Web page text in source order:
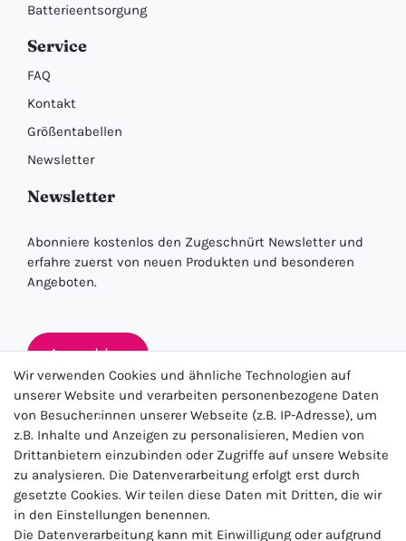
Batterieentsorgung
Service
FAQ
Kontakt
Größentabellen
Newsletter
Newsletter
Abonniere kostenlos den Zugeschnürt Newsletter und
erfahre zuerst von neuen Produkten und besonderen
Angeboten.
Anmelden
★★★★★
4.5 / 5.0 (23.143)
Wir verwenden Cookies und ähnliche Technologien auf
unserer Website und verarbeiten personenbezogene Daten
von Besucher:innen unserer Webseite (z.B. IP-Adresse), um
z.B. Inhalte und Anzeigen zu personalisieren, Medien von
Drittanbietern einzubinden oder Zugriffe auf unsere Website
zu analysieren. Die Datenverarbeitung erfolgt erst durch
gesetzte Cookies. Wir teilen diese Daten mit Dritten, die wir
in den Einstellungen benennen.
Die Datenverarbeitung kann mit Einwilligung oder aufgrund